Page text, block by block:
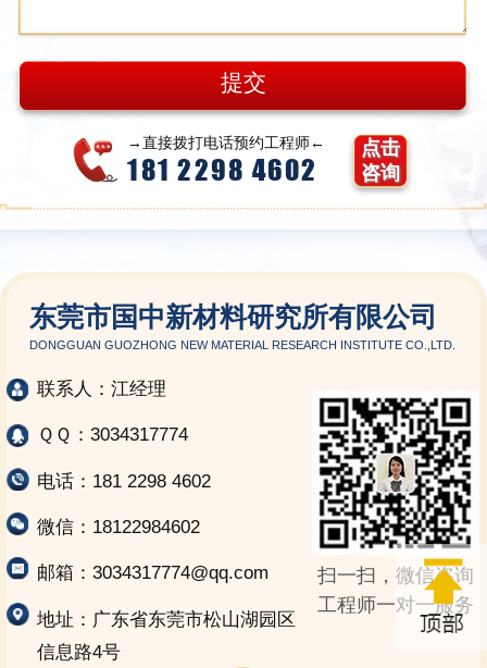
→直接拨打电话预约工程师←
181 2298 4602
点击
咨询
东莞市国中新材料研究所有限公司
DONGGUAN GUOZHONG NEW MATERIAL RESEARCH INSTITUTE CO.,LTD.
联系人：江经理
ＱＱ：3034317774
电话：181 2298 4602
微信：18122984602
邮箱：3034317774@qq.com
地址：广东省东莞市松山湖园区
信息路4号
扫一扫，微信咨询
工程师一对一服务